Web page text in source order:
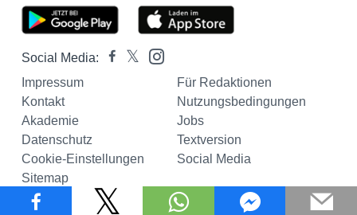
Social Media:
Impressum
Für Redaktionen
Kontakt
Nutzungsbedingungen
Akademie
Jobs
Datenschutz
Textversion
Cookie-Einstellungen
Social Media
Sitemap